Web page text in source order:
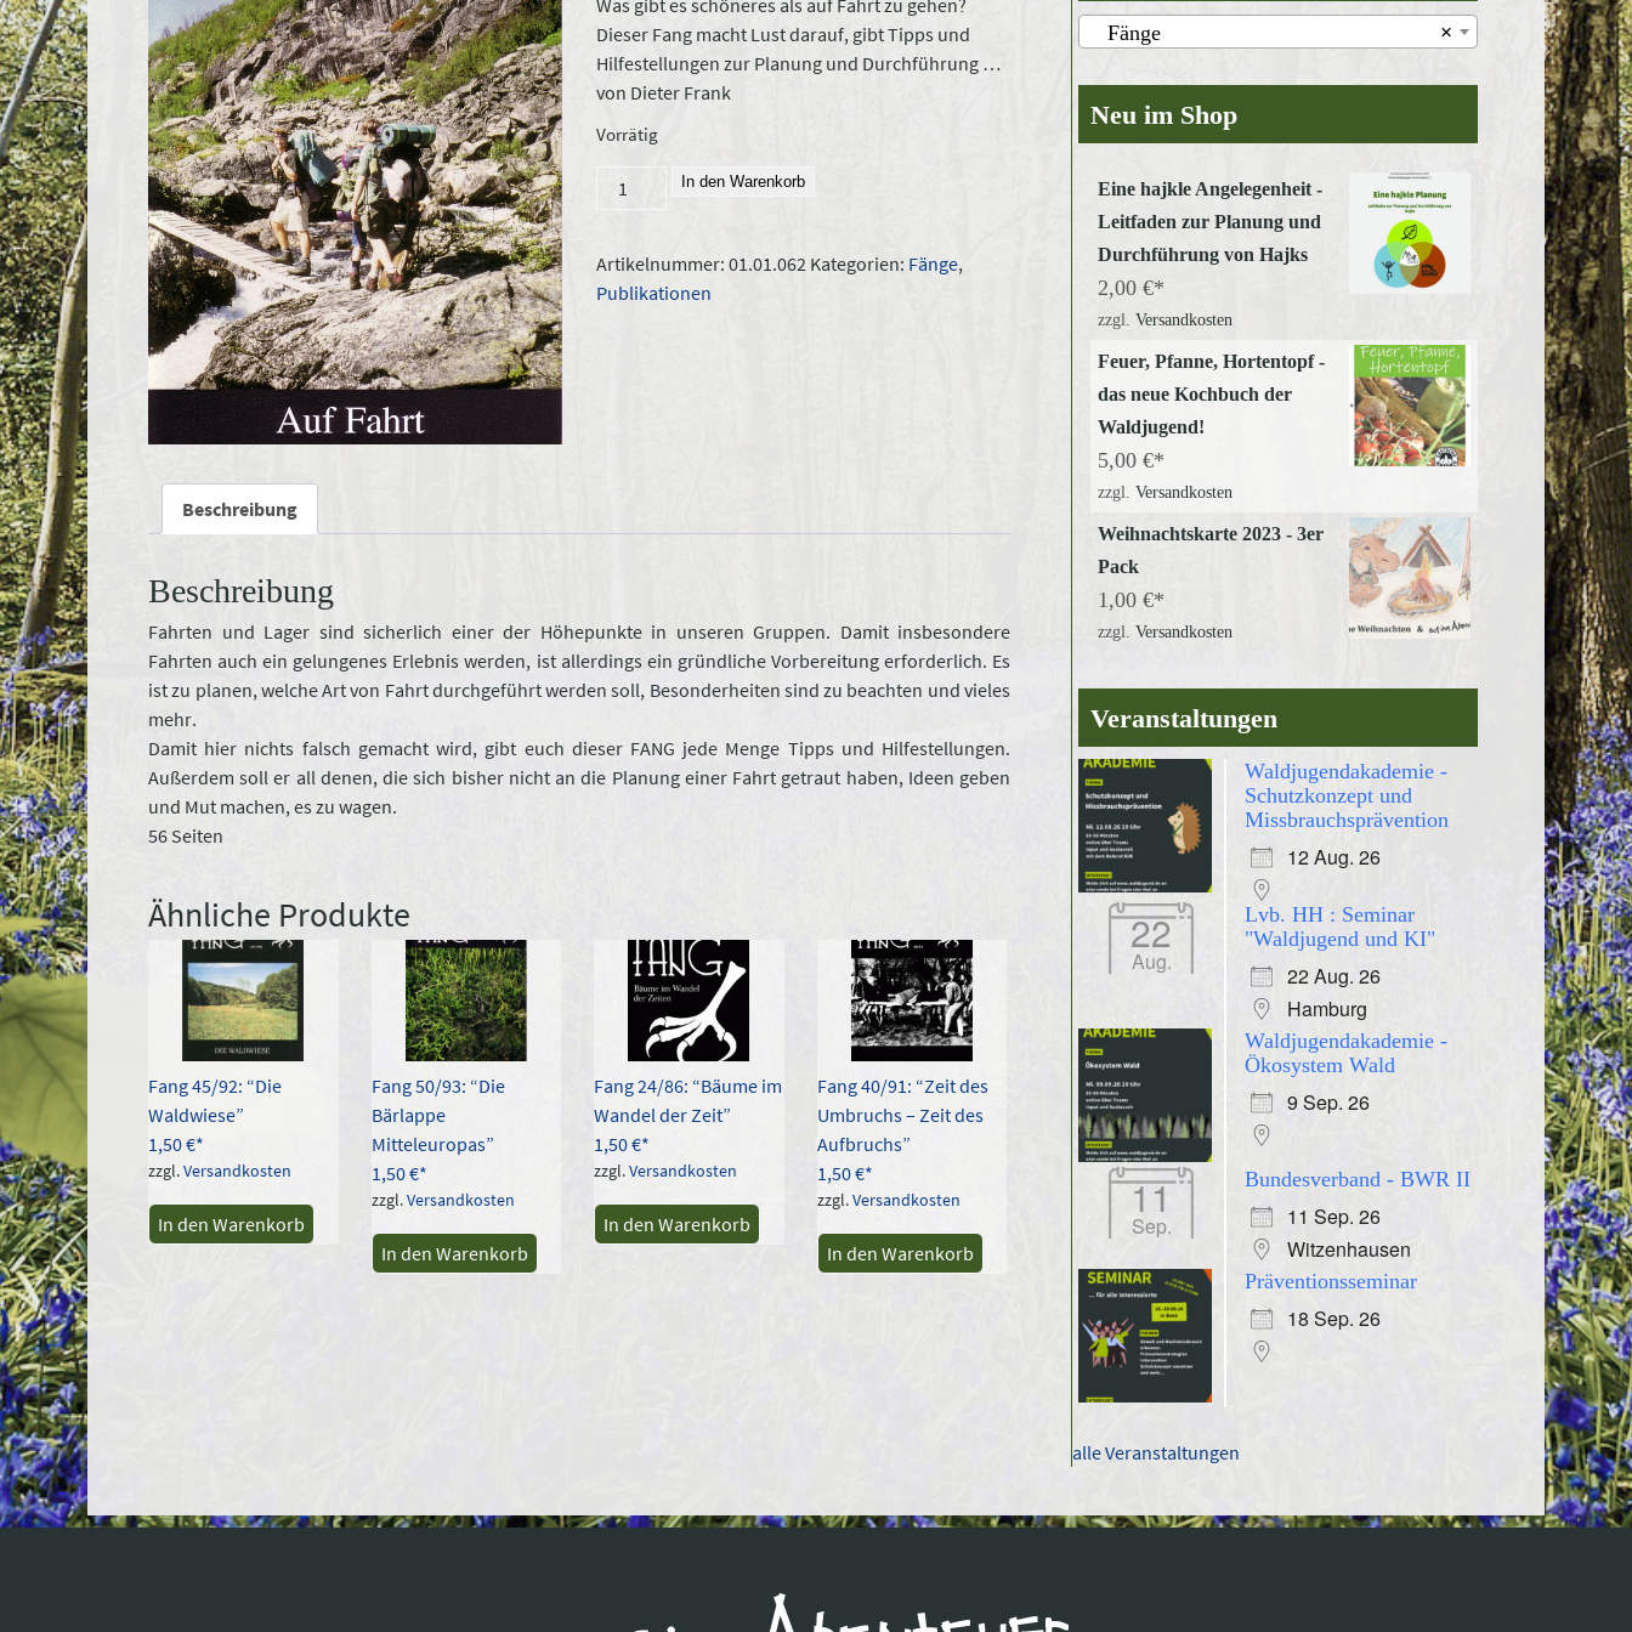
Was gibt es schöneres als auf Fahrt zu gehen?
Dieser Fang macht Lust darauf, gibt Tipps und
Hilfestellungen zur Planung und Durchführung …
von Dieter Frank
Vorrätig
Fang 62/00:
Menge
In den Warenkorb
Artikelnummer:01.01.062 Kategorien: Fänge,
Publikationen
Beschreibung
Beschreibung
Fahrten und Lager sind sicherlich einer der Höhepunkte in unseren Gruppen. Damit insbesondere
Fahrten auch ein gelungenes Erlebnis werden, ist allerdings ein gründliche Vorbereitung erforderlich. Es
ist zu planen, welche Art von Fahrt durchgeführt werden soll, Besonderheiten sind zu beachten und vieles
mehr.
Damit hier nichts falsch gemacht wird, gibt euch dieser FANG jede Menge Tipps und Hilfestellungen.
Außerdem soll er all denen, die sich bisher nicht an die Planung einer Fahrt getraut haben, Ideen geben
und Mut machen, es zu wagen.
56 Seiten
Ähnliche Produkte
Fang 45/92: “Die
Waldwiese”
1,50€
zzgl.Versandkosten
In den Warenkorb
Fang 50/93: “Die
Bärlappe
Mitteleuropas”
1,50€
zzgl.Versandkosten
In den Warenkorb
Fang 24/86: “Bäume im
Wandel der Zeit”
1,50€
zzgl.Versandkosten
In den Warenkorb
Fang 40/91: “Zeit des
Umbruchs – Zeit des
Aufbruchs”
1,50€
zzgl.Versandkosten
In den Warenkorb
×
Fänge
Neu im Shop
Eine hajkle Angelegenheit -
Leitfaden zur Planung und
Durchführung von Hajks
2,00 €
zzgl. Versandkosten
Feuer, Pfanne, Hortentopf -
das neue Kochbuch der
Waldjugend!
5,00 €
zzgl. Versandkosten
Weihnachtskarte 2023 - 3er
Pack
1,00 €
zzgl. Versandkosten
Veranstaltungen
Waldjugendakademie -
Schutzkonzept und
Missbrauchsprävention
12 Aug. 26
22
Aug.
Lvb. HH : Seminar
"Waldjugend und KI"
22 Aug. 26
Hamburg
Waldjugendakademie -
Ökosystem Wald
9 Sep. 26
11
Sep.
Bundesverband - BWR II
11 Sep. 26
Witzenhausen
Präventionsseminar
18 Sep. 26
alle Veranstaltungen